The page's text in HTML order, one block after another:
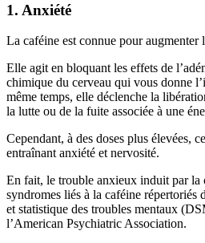
1. Anxiété
La caféine est connue pour augmenter
Elle agit en bloquant les effets de
chimique du cerveau qui vous donne
même temps, elle déclenche la
la lutte ou de la fuite associée à une
Cependant, à des doses plus élevées,
entraînant anxiété et nervosité.
En fait, le trouble anxieux induit par la
syndromes liés à la caféine répertoriés
et statistique des troubles mentaux
l’American Psychiatric Association.